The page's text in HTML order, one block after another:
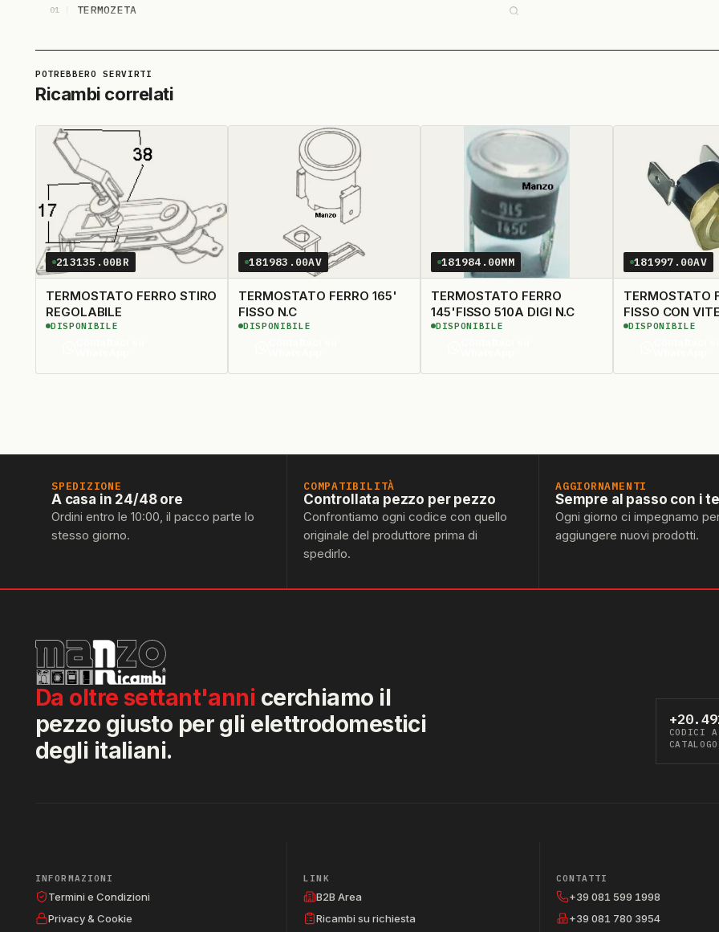
01 TERMOZETA
Ricambi correlati
213135.00BR
TERMOSTATO FERRO STIRO
REGOLABILE
DISPONIBILE
181983.00AV
TERMOSTATO FERRO 165'
FISSO N.C
DISPONIBILE
181984.00MM
TERMOSTATO FERRO
145'FISSO 510A DIGI N.C
DISPONIBILE
181997.00AV
TERMOSTATO
DISPONIBILE
SPEDIZIONE
A casa in 24/48 ore
Ordini entro le 10:00, il pacco parte lo
stesso giorno.
COMPATIBILITÀ
Controllata pezzo per pezzo
Confrontiamo ogni codice con quello
originale del produttore prima di
spedirlo.
AGGIORNAMENTI
Sempre al passo con i
Ogni giorno ci impegnamo
aggiungere nuovi prodotti.
Da oltre settant'anni cerchiamo il
pezzo giusto per gli elettrodomestici
degli italiani.
CODICI A
CATALOGO
INFORMAZIONI
Termini e Condizioni
Privacy & Cookie
LINK
B2B Area
Ricambi su richiesta
CONTATTI
+39 081 599 1998
+39 081 780 3954